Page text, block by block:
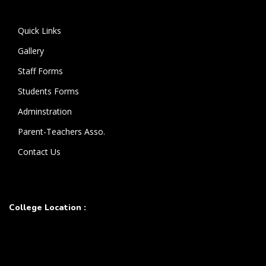
Quick Links
Gallery
Staff Forms
Students Forms
Adminstration
Parent-Teachers Asso.
Contact Us
College Location :